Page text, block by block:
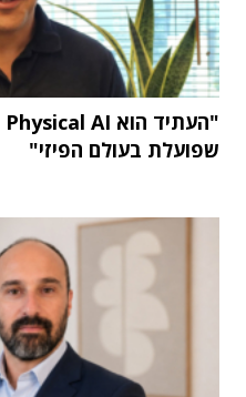
שפועלת בעולם הפיזי"